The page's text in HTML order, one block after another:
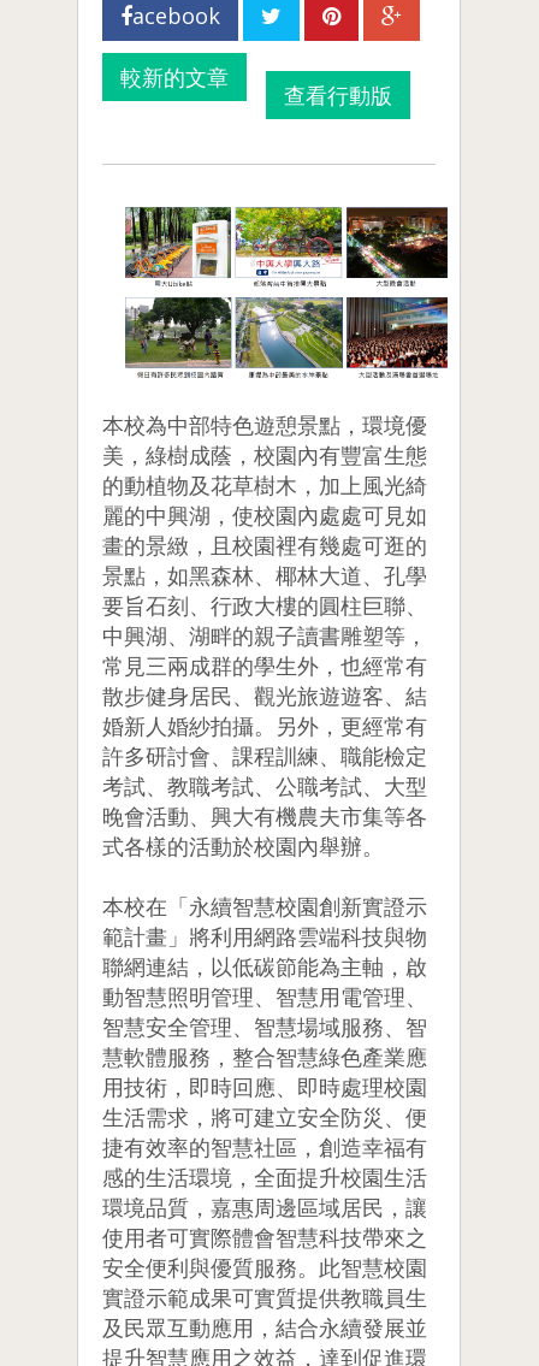
acebook
較新的文章
查看行動版
本校為中部特色遊憩景點，環境優
美，綠樹成蔭，校園內有豐富生態
的動植物及花草樹木，加上風光綺
麗的中興湖，使校園內處處可見如
畫的景緻，且校園裡有幾處可逛的
景點，如黑森林、椰林大道、孔學
要旨石刻、行政大樓的圓柱巨聯、
中興湖、湖畔的親子讀書雕塑等，
常見三兩成群的學生外，也經常有
散步健身居民、觀光旅遊遊客、結
婚新人婚紗拍攝。另外，更經常有
許多研討會、課程訓練、職能檢定
考試、教職考試、公職考試、大型
晚會活動、興大有機農夫市集等各
式各樣的活動於校園內舉辦。
本校在「永續智慧校園創新實證示
範計畫」將利用網路雲端科技與物
聯網連結，以低碳節能為主軸，啟
動智慧照明管理、智慧用電管理、
智慧安全管理、智慧場域服務、智
慧軟體服務，整合智慧綠色產業應
用技術，即時回應、即時處理校園
生活需求，將可建立安全防災、便
捷有效率的智慧社區，創造幸福有
感的生活環境，全面提升校園生活
環境品質，嘉惠周邊區域居民，讓
使用者可實際體會智慧科技帶來之
安全便利與優質服務。此智慧校園
實證示範成果可實質提供教職員生
及民眾互動應用，結合永續發展並
提升智慧應用之效益，達到促進環